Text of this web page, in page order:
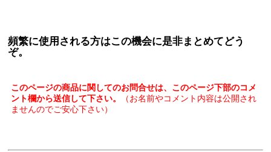
頻繁に使用される方はこの機会に是非まとめてどう
ぞ。
このページの商品に関してのお問合せは、このページ下部のコメ
ント欄から送信して下さい。
（お名前やコメント内容は公開され
ませんのでご安心下さい）